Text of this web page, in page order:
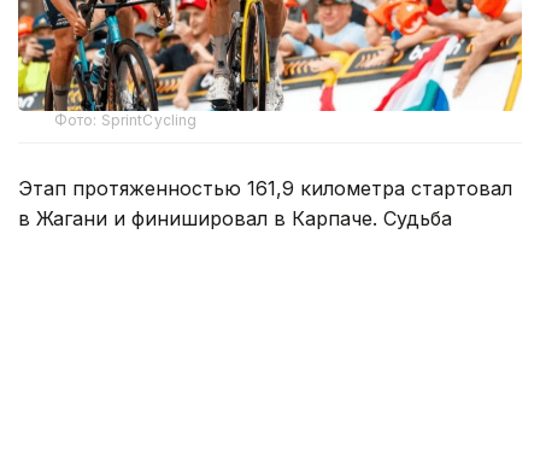
Фото: SprintCycling
Этап протяженностью 161,9 километра стартовал
в Жагани и финишировал в Карпаче. Судьба